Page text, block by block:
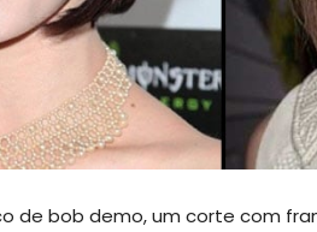
de bob demo, um corte com